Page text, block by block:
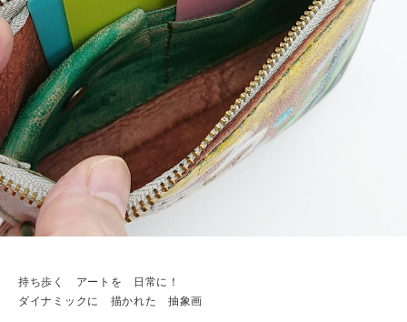
持ち歩く アートを 日常に！
ダイナミックに 描かれた 抽象画